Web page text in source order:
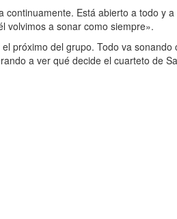
Está abierto a todo y
volvimos a sonar como siempre».
próximo del grupo. Todo va
a ver qué decide el cuarteto de